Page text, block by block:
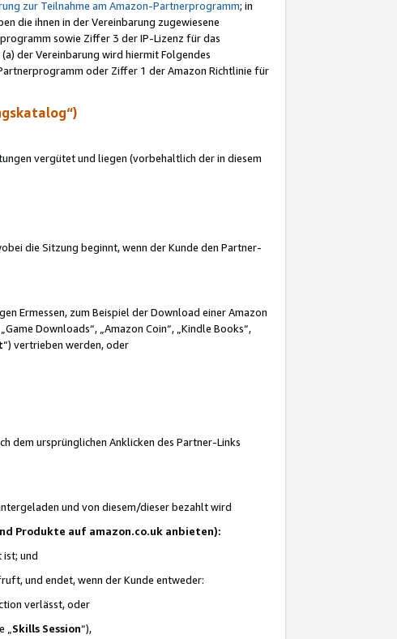
zur Teilnahme am Amazon-Partnerprogramm; in
die ihnen in der Vereinbarung zugewiesene
sowie Ziffer 3 der IP-Lizenz für das
der Vereinbarung wird hiermit Folgendes
oder Ziffer 1 der Amazon Richtlinie für
vergütet und liegen (vorbehaltlich der in diesem
die Sitzung beginnt, wenn der Kunde den Partner-
Ermessen, zum Beispiel der Download einer Amazon
Downloads“, „Amazon Coin“, „Kindle Books“,
“) vertrieben werden, oder
dem ursprünglichen Anklicken des Partner-Links
und von diesem/dieser bezahlt wird
Produkte auf amazon.co.uk anbieten):
ist; und
und endet, wenn der Kunde entweder:
verlässt, oder
Skills Session“),